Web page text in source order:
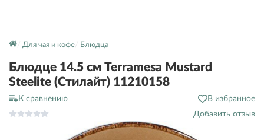
Для чая и кофе Блюдца
Блюдце 14.5 см Terramesa Mustard
Steelite (Стилайт) 11210158
К сравнению
В избранное
Добавить отзыв